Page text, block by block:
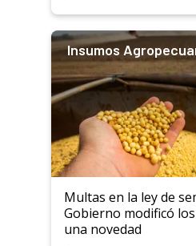
Insumos
Multas en la ley de
Gobierno modificó
una novedad